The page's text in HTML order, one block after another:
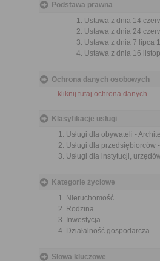
Podstawa prawna
Ustawa z dnia 14
Ustawa z dnia 24
Ustawa z dnia 7 lipca
Ustawa z dnia 16
Ochrona danych osobowych
kliknij tutaj ochrona danych
Klasyfikacje usługi
Usługi dla obywateli -
Usługi dla
Usługi dla instytucji,
Kategorie życiowe
Nieruchomość
Rodzina
Inwestycja
Działalność gospodarcza
Słowa kluczowe